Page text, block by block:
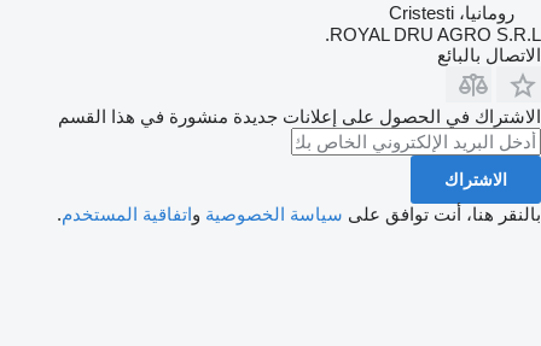
رومانيا، Cristesti
ROYAL DRU AGRO S.R.L.
الاتصال بالبائع
الاشتراك في الحصول على إعلانات جديدة منشورة في هذا القسم
الاشتراك
بالنقر هنا، أنت توافق على سياسة الخصوصية واتفاقية المستخدم.